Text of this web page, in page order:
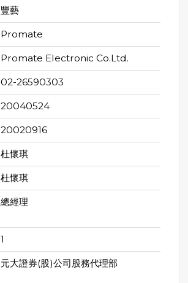
豐藝
Promate
Promate Electronic Co.Ltd.
02-26590303
20040524
20020916
杜懷琪
杜懷琪
總經理
1
元大證券(股)公司股務代理部